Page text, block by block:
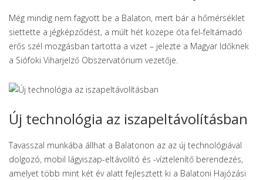
Még mindig nem fagyott be a Balaton, mert bár a hőmérséklet
siettette a jégképződést, a múlt hét közepe óta fel-feltámadó
erős szél mozgásban tartotta a vizet – jelezte a Magyar Időknek
a Siófoki Viharjelző Obszervatórium vezetője.
Új technológia az iszapeltávolításban
Tavasszal munkába állhat a Balatonon az az új technológiával
dolgozó, mobil lágyiszap-eltávolító és -víztelenítő berendezés,
amelyet több mint két év alatt fejlesztett ki a Balatoni Hajózási